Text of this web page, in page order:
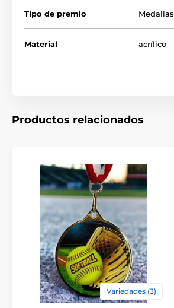
Tipo de premio Medallas
Material acrílico
Productos relacionados
Variedades (3)